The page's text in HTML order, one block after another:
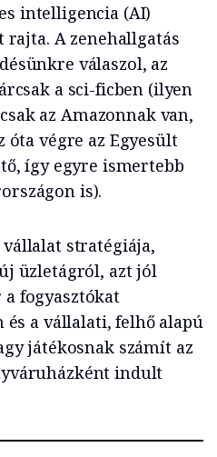
intelligencia (AI)
rajta. A zenehallgatás
válaszol, az
a sci-ficben (ilyen
az Amazonnak van,
óta végre az Egyesült
így egyre ismertebb
is).
stratégiája,
üzletágról, azt jól
fogyasztókat
a vállalati, felhő alapú
játékosnak számít az
indult